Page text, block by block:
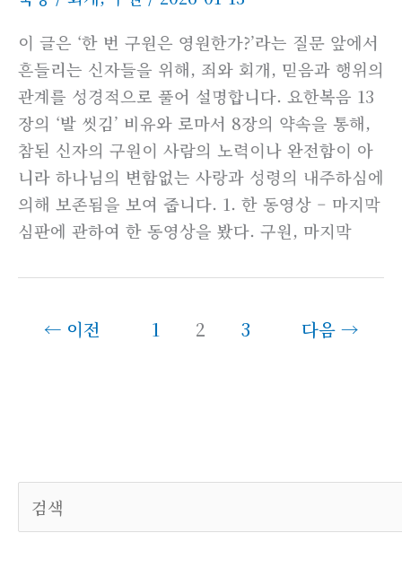
이 글은 ‘한 번 구원은 영원한가?’라는 질문 앞에서
흔들리는 신자들을 위해, 죄와 회개, 믿음과 행위의
관계를 성경적으로 풀어 설명합니다. 요한복음 13
장의 ‘발 씻김’ 비유와 로마서 8장의 약속을 통해,
참된 신자의 구원이 사람의 노력이나 완전함이 아
니라 하나님의 변함없는 사랑과 성령의 내주하심에
의해 보존됨을 보여 줍니다. 1. 한 동영상 – 마지막
심판에 관하여 한 동영상을 봤다. 구원, 마지막
← 이전 1 2 3 다음 →
검색